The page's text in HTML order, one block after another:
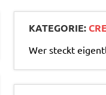
KATEGORIE:
Wer steckt